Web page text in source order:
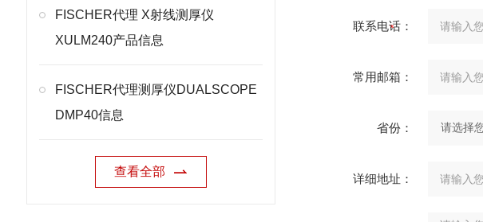
FISCHER代理 X射线测厚仪
XULM240产品信息
FISCHER代理测厚仪DUALSCOPE
DMP40信息
查看全部
联系电话：
常用邮箱：
省份：
详细地址：